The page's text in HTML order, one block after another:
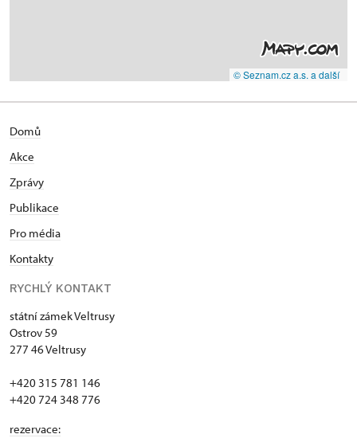
© Seznam.cz a.s. a další
Domů
Akce
Zprávy
Publikace
Pro média
Kontakty
RYCHLÝ KONTAKT
státní zámek Veltrusy
Ostrov 59
277 46 Veltrusy
+420 315 781 146
+420 724 348 776
rezervace: